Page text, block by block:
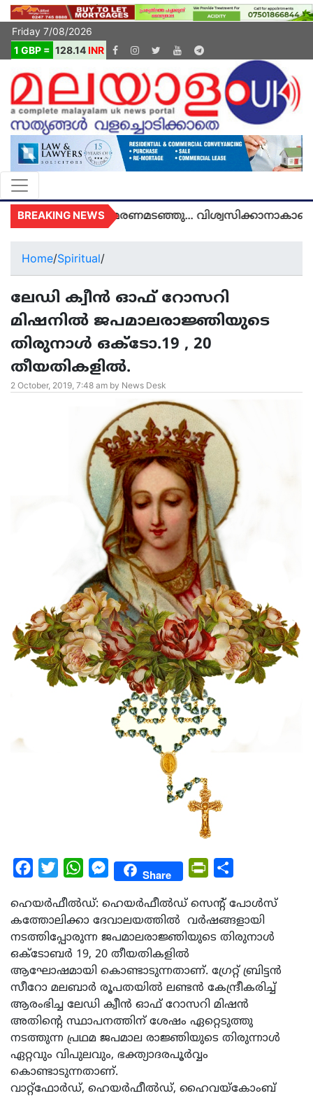
Friday 7/08/2026
1 GBP = 128.14INR
BREAKING NEWSമരണമടഞ്ഞു... വിശ്വസിക്കാനാകാതെ
Home/Spiritual/
ലേഡി ക്വീൻ ഓഫ് റോസറി
മിഷനിൽ ജപമാലരാജ്ഞിയുടെ
തിരുനാൾ ഒക്ടോ.19 , 20
തീയതികളിൽ.
2 October, 2019, 7:48 am by News Desk
Facebook
Twitter WhatsAppMessengerShare PrintFriendly
ഹെയർഫീൽഡ്: ഹെയർഫീൽഡ് സെന്റ് പോൾസ്
കത്തോലിക്കാ ദേവാലയത്തിൽ വർഷങ്ങളായി
നടത്തിപ്പോരുന്ന ജപമാലരാജ്ഞിയുടെ തിരുനാൾ
ഒക്ടോബർ 19, 20 തീയതികളിൽ
ആഘോഷമായി കൊണ്ടാടുന്നതാണ്. ഗ്രേറ്റ് ബ്രിട്ടൻ
സീറോ മലബാർ രൂപതയിൽ ലണ്ടൻ കേന്ദ്രീകരിച്ച്
ആരംഭിച്ച ലേഡി ക്വീൻ ഓഫ് റോസറി മിഷൻ
അതിന്റെ സ്ഥാപനത്തിന് ശേഷം ഏറ്റെടുത്തു
നടത്തുന്ന പ്രഥമ ജപമാല രാജ്ഞിയുടെ തിരുന്നാൾ
ഏറ്റവും വിപുലവും, ഭക്ത്യാദരപൂർവ്വം
കൊണ്ടാടുന്നതാണ്.
വാറ്റ്‌ഫോർഡ്, ഹെയർഫീൽഡ്, ഹൈവയ്‌കോംബ്